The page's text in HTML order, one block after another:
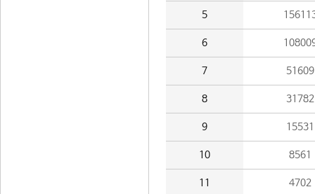
5
6
7 51609
8 31782
9 15531
10 8561
11 4702